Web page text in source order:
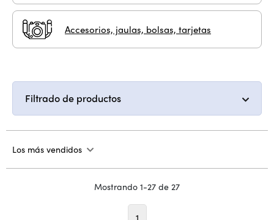
Accesorios, jaulas, bolsas, tarjetas
Filtrado de productos
Los más vendidos
Mostrando 1-27 de 27